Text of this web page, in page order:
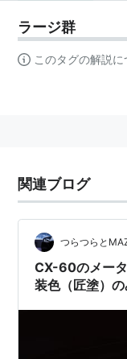
ラージ群
このタグの解説に
関連ブログ
つらつらと
CX-60のメー
装色（匠塗）